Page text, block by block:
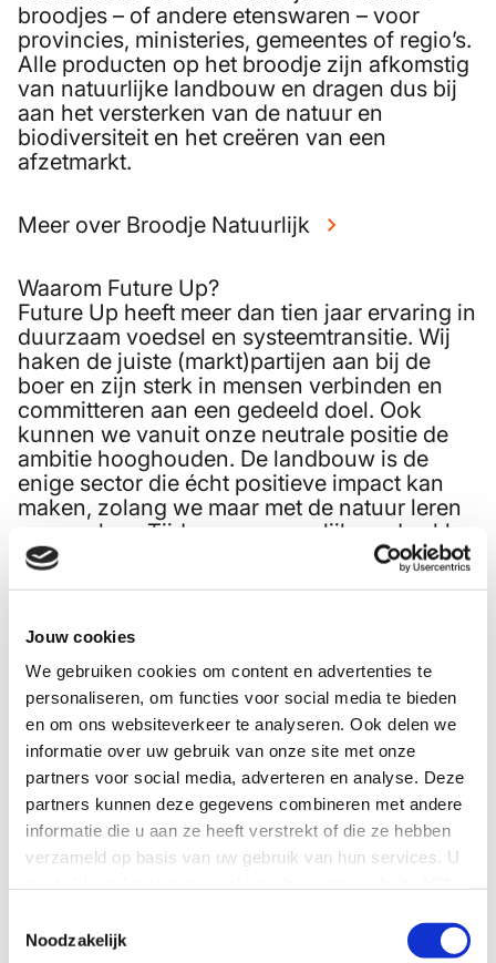
Jouw cookies
We gebruiken cookies om content en advertenties te
personaliseren, om functies voor social media te bieden
en om ons websiteverkeer te analyseren. Ook delen we
informatie over uw gebruik van onze site met onze
partners voor social media, adverteren en analyse. Deze
partners kunnen deze gegevens combineren met andere
informatie die u aan ze heeft verstrekt of die ze hebben
verzameld op basis van uw gebruik van hun services. U
Noodzakelijk
broodjes – of andere etenswaren – voor
provincies, ministeries, gemeentes of regio’s.
Alle producten op het broodje zijn afkomstig
van natuurlijke landbouw en dragen dus bij
aan het versterken van de natuur en
biodiversiteit en het creëren van een
afzetmarkt.
Meer over Broodje Natuurlijk
Waarom Future Up?
Future Up heeft meer dan tien jaar ervaring in
duurzaam voedsel en systeemtransitie. Wij
haken de juiste (markt)partijen aan bij de
boer en zijn sterk in mensen verbinden en
committeren aan een gedeeld doel. Ook
kunnen we vanuit onze neutrale positie de
ambitie hooghouden. De landbouw is de
enige sector die écht positieve impact kan
maken, zolang we maar met de natuur leren
meewerken. Tijd om gezamenlijk op de akker
de omschakeling naar natuurlijke landbouw
Luister ook onze podcast over natuurlijk
Stimuland, en Gerard Teuling, sectormanager
agrifood bij Future Up. Presentatie: Michel
van Kats.